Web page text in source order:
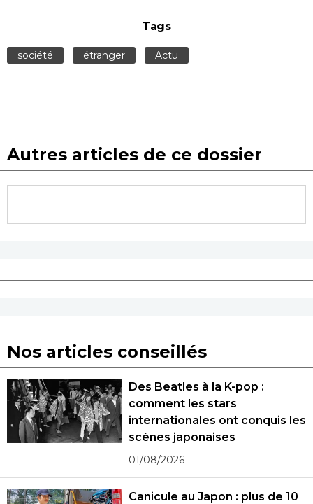
Tags
société étranger Actu
Autres articles de ce dossier
Nos articles conseillés
Des Beatles à la K-pop :
comment les stars
internationales ont conquis les
scènes japonaises
01/08/2026
Canicule au Japon : plus de 10